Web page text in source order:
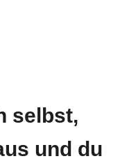
selbst,
und du